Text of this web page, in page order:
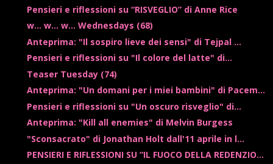
Pensieri e riflessioni su “RISVEGLIO” di Anne Rice
w... w... w... Wednesdays (68)
Anteprima: "Il sospiro lieve dei sensi" di Tejpal ...
Pensieri e riflessioni su "Il colore del latte" di...
Teaser Tuesday (74)
Anteprima: "Un domani per i miei bambini" di Pacem...
Pensieri e riflessioni su "Un oscuro risveglio" di...
Anteprima: "Kill all enemies" di Melvin Burgess
"Sconsacrato" di Jonathan Holt dall'11 aprile in l...
PENSIERI E RIFLESSIONI SU “IL FUOCO DELLA REDENZIO...